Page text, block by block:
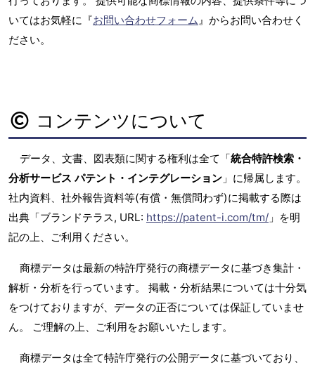
いてはお気軽に『お問い合わせフォーム 』からお問い合わせく
ださい。
コンテンツについて
データ、文書、図表類に関する権利は全て「統合特許検索・
分析サービス パテント・インテグレーション 」に帰属します。
社内資料、社外報告資料等(有償・無償問わず)に掲載する際は
出典「ブランドテラス, URL: https://patent-i.com/tm/ 」を明
記の上、ご利用ください。
商標データは最新の特許庁発行の商標データに基づき集計・
解析・分析を行っています。 掲載・分析結果については十分気
をつけておりますが、データの正否については保証していませ
ん。 ご理解の上、ご利用をお願いいたします。
商標データは全て特許庁発行の公開データに基づいており、